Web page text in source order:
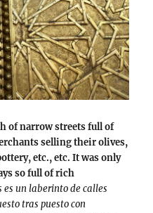
of narrow streets full of
selling their olives,
etc., etc. It was only
so full of rich
es un laberinto de calles
tras puesto con